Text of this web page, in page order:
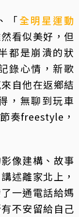
「全明星運動
看似美好，但
都是崩潰的狀
錄心情，新歌
自他在返鄉結
，無聊到玩車
奏freestyle，
像建構、故事
述離家北上，
一通電話給媽
不安留給自己